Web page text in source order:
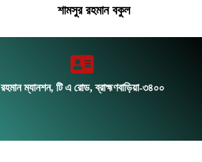
শামসুর রহমান বকুল
রহমান ম্যানশন, টি এ রোড, ব্রাহ্মণবাড়িয়া-৩৪০০